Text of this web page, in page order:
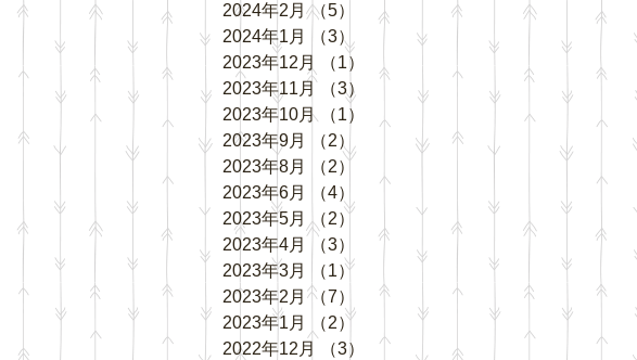
2024年2月 （5）
5件の記事
2024年1月
（3）
3件の記事
2023年12月
（1）
2023年11月
（3）
3件の記事
2023年10月
（1）
2023年9月
（2）
2件の記事
2023年8月
（2）
2023年6月
（4）
2023年5月 （2）
2件の記事
2023年4月
（3）
3件の記事
2023年3月
（1）
2023年2月 （7）
7件の記事
2023年1月
（2） 2件の記事
2022年12月
（3）
3件の記事